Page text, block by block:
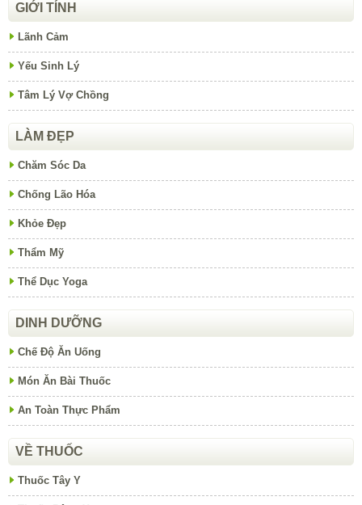
GIỚI TÍNH
Lãnh Cảm
Yếu Sinh Lý
Tâm Lý Vợ Chồng
LÀM ĐẸP
Chăm Sóc Da
Chống Lão Hóa
Khỏe Đẹp
Thẩm Mỹ
Thể Dục Yoga
DINH DƯỠNG
Chế Độ Ăn Uống
Món Ăn Bài Thuốc
An Toàn Thực Phẩm
VỀ THUỐC
Thuốc Tây Y